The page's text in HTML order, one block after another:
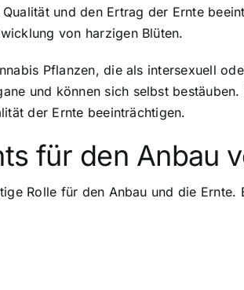
und den Ertrag der Ernte
von harzigen Blüten.
Pflanzen, die als intersexuell
und können sich selbst
der Ernte beeinträchtigen.
für den Anbau
Rolle für den Anbau und die